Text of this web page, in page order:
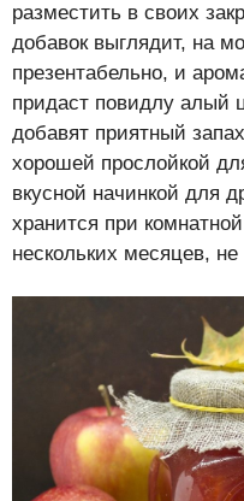
разместить в своих
добавок выглядит, на
презентабельно, и
придаст повидлу алый
добавят приятный
хорошей прослойкой
вкусной начинкой для
хранится при
нескольких месяцев,